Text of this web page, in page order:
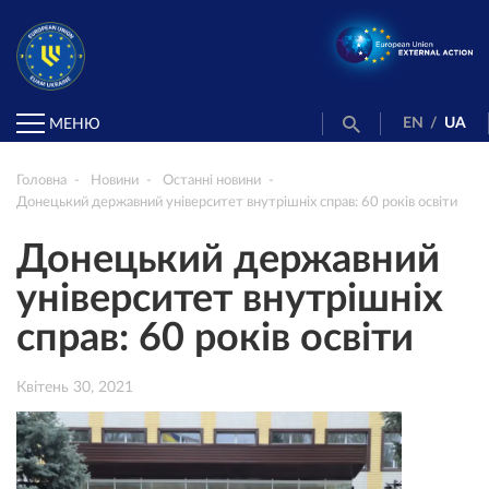
МЕНЮ EN / UA
Головна Новини
Останні новини
Донецький державний університет внутрішніх справ: 60 років освіти
Донецький державний
університет внутрішніх
справ: 60 років освіти
Квітень 30, 2021